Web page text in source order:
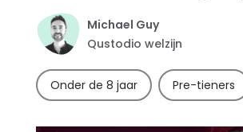
slag
Michael Guy
Qustodio welzijn
Onder de 8 jaar Pre-tieners